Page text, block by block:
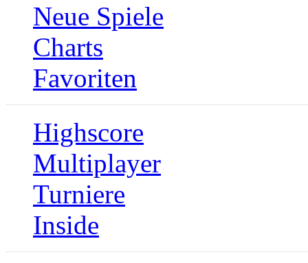
Neue Spiele
Charts
Favoriten
Highscore
Multiplayer
Turniere
Inside